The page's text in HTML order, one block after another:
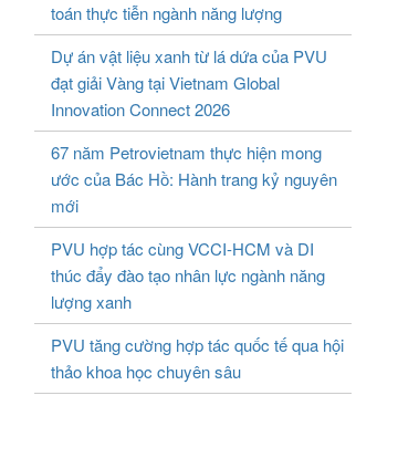
toán thực tiễn ngành năng lượng
Dự án vật liệu xanh từ lá dứa của PVU
đạt giải Vàng tại Vietnam Global
Innovation Connect 2026
67 năm Petrovietnam thực hiện mong
ước của Bác Hồ: Hành trang kỷ nguyên
mới
PVU hợp tác cùng VCCI-HCM và DI
thúc đẩy đào tạo nhân lực ngành năng
lượng xanh
PVU tăng cường hợp tác quốc tế qua hội
thảo khoa học chuyên sâu